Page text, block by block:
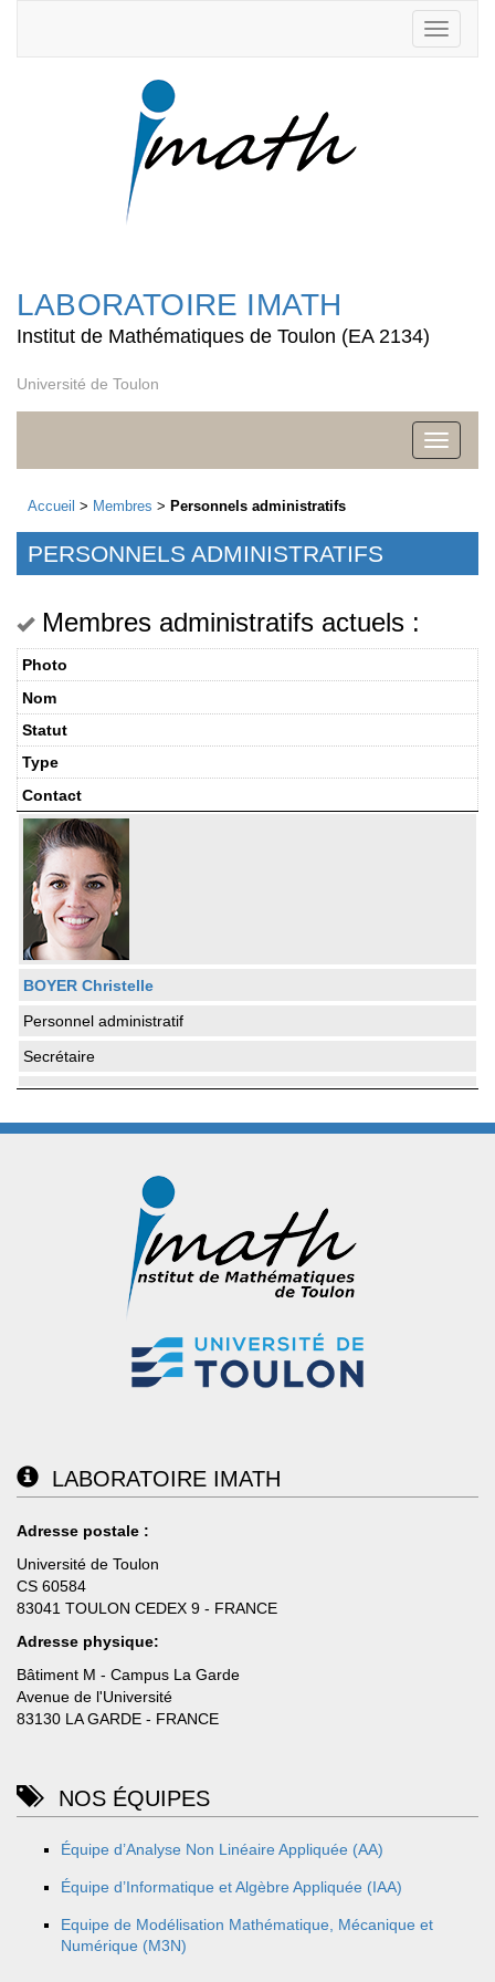
Toggle
LABORATOIRE IMATH
Institut de Mathématiques de Toulon (EA 2134)
Université de Toulon
Toggle
Accueil > Membres > Personnels administratifs
PERSONNELS ADMINISTRATIFS
Membres administratifs actuels :
Photo
Nom
Statut
Type
Contact
BOYER Christelle
Personnel administratif
Secrétaire
LABORATOIRE IMATH
Adresse postale :
Université de Toulon
CS 60584
83041 TOULON CEDEX 9 - FRANCE
Adresse physique:
Bâtiment M - Campus La Garde
Avenue de l'Université
83130 LA GARDE - FRANCE
NOS ÉQUIPES
Équipe d’Analyse Non Linéaire Appliquée (AA)
Équipe d’Informatique et Algèbre Appliquée (IAA)
Equipe de Modélisation Mathématique, Mécanique et
Numérique (M3N)